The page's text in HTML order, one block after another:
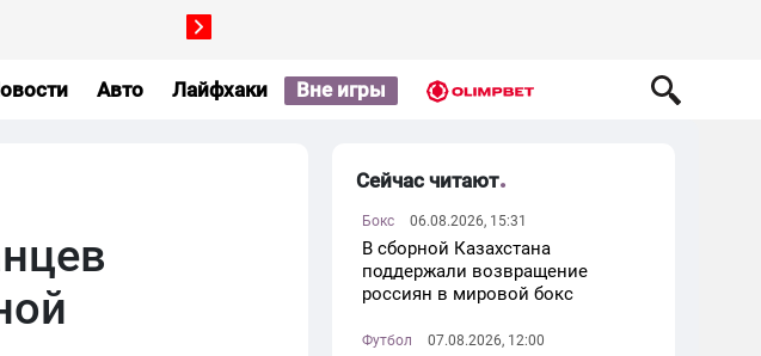
Авто Лайфхаки Вне игры
Сейчас читают
Бокс 06.08.2026, 15:31
В сборной Казахстана
поддержали возвращение
россиян в мировой бокс
Футбол 07.08.2026, 12:00